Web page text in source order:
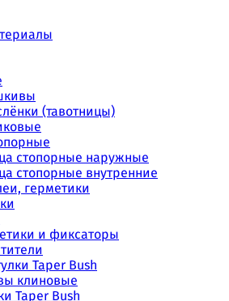
(тавотницы)
стопорные наружные
стопорные внутренние
герметики
и фиксаторы
Taper Bush
клиновые
Taper Bush